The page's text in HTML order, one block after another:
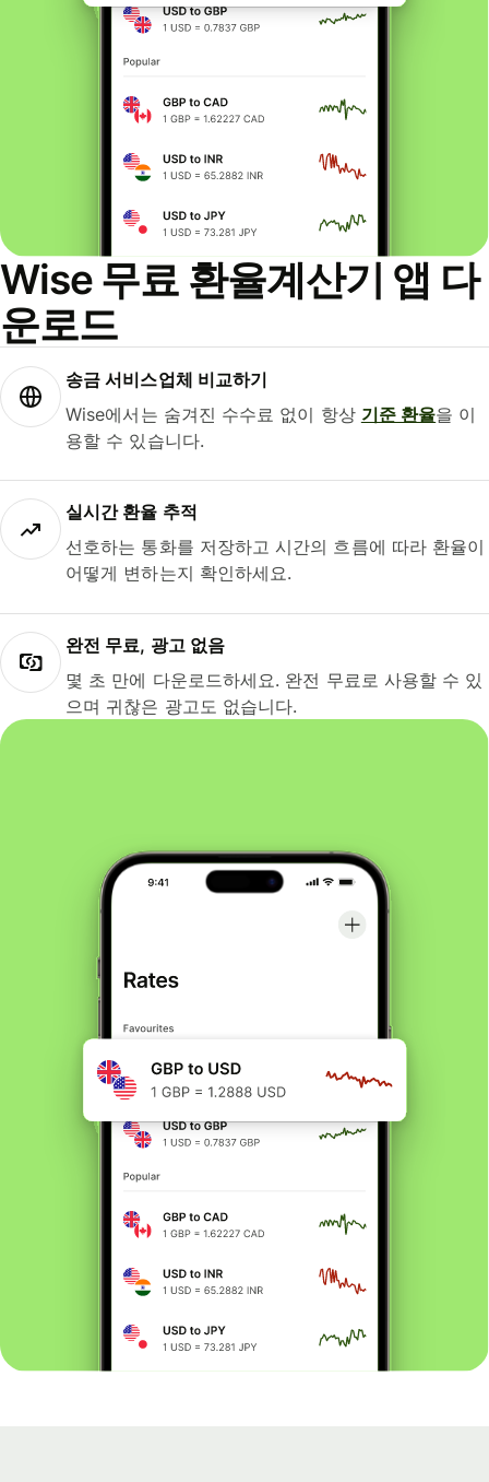
Wise 무료 환율계산기 앱 다
운로드
송금 서비스업체 비교하기
Wise에서는 숨겨진 수수료 없이 항상 기준 환율을 이
용할 수 있습니다.
실시간 환율 추적
선호하는 통화를 저장하고 시간의 흐름에 따라 환율이
어떻게 변하는지 확인하세요.
완전 무료, 광고 없음
몇 초 만에 다운로드하세요. 완전 무료로 사용할 수 있
으며 귀찮은 광고도 없습니다.